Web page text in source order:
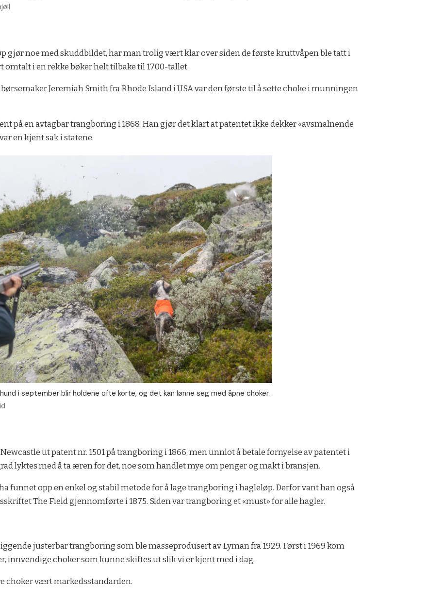
gjør noe med skuddbildet, har man trolig vært klar over siden de første kruttvåpen ble tatt i
i en rekke bøker helt tilbake til 1700-tallet.
børsemaker Jeremiah Smith fra Rhode Island i USA var den første til å sette choke i munningen
på en avtagbar trangboring i 1868. Han gjør det klart at patentet ikke dekker «avsmalnende
en kjent sak i statene.
i september blir holdene ofte korte, og det kan lønne seg med åpne choker.
ut patent nr. 1501 på trangboring i 1866, men unnlot å betale fornyelse av patentet i
lyktes med å ta æren for det, noe som handlet mye om penger og makt i bransjen.
funnet opp en enkel og stabil metode for å lage trangboring i hagleløp. Derfor vant han også
The Field gjennomførte i 1875. Siden var trangboring et «must» for alle hagler.
justerbar trangboring som ble masseprodusert av Lyman fra 1929. Først i 1969 kom
innvendige choker som kunne skiftes ut slik vi er kjent med i dag.
choker vært markedsstandarden.